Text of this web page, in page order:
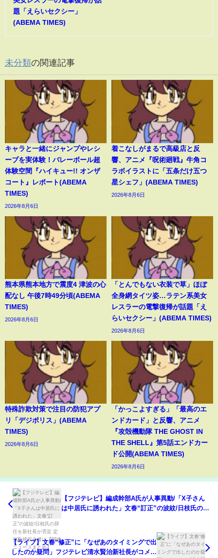
題「えらいセクシー」
(ABEMA TIMES)
未分類の関連記事
キャラと一緒にジャンプやレシ
ーブを実体験！バレーボール超
体験空間『ハイキュー!! オンザ
コート』レポート(ABEMA
TIMES)
2026年8月6日
着こなしがまるで高級店と反
響、アニメ『呪術廻戦』牛角コ
ラボイラストに「五条だけ五つ
星シェフ」(ABEMA TIMES)
2026年8月6日
熊本県熊本地方で震度4 津波の心
配なし 午後7時49分頃(ABEMA
TIMES)
2026年8月6日
「とんでもない衣装で草」ほぼ
全身網タイツ姿…ラテン系美女
レスラーの電撃復帰が話題「え
らいセクシー」(ABEMA TIMES)
2026年8月6日
特殊詐欺対策で注目の防犯アプ
リ「デジポリス」(ABEMA
TIMES)
2026年8月6日
「かっこよすぎる」「最高のエ
ンドカード」と反響、アニメ
『攻殻機動隊 THE GHOST IN
THE SHELL』第5話エンドカー
ド公開(ABEMA TIMES)
2026年8月6日
【フジテレビ】編成幹部A氏が人事異動/「X子さん
は中居氏に誘われた」文春“訂正”の波紋/日枝氏の辞
【ライブ】文春“修正”に「なぜあのタイミングで出
したのか疑問」フジテレビ清水賢治新社長がコメン